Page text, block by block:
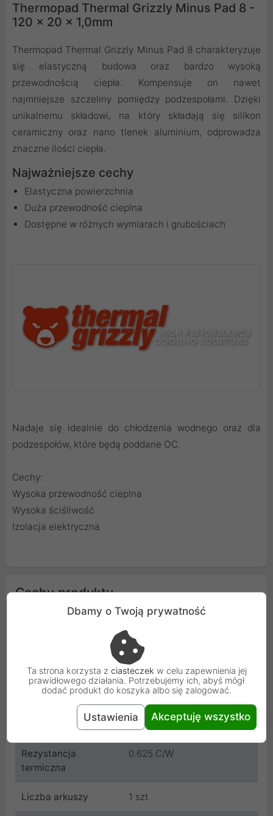
Thermopad Thermal Grizzly Minus Pad 8 -
120 x 20 x 1,0mm
Thermopad Thermal Grizzly Minus Pad 8 charakteryzuje
się elastyczną budowa oraz bardzo wysoką
przewodnością ciepła. Kompensuje on nawet
najmniejsze szczeliny pomiędzy podzespołami. Dzięki
unikalnemu składowi, na który składają się silikon
ceramiczny oraz nano tlenek aluminium, odprowadza
znaczne ilości ciepła.
Najważniejsze cechy
Elastyczna powierzchnia
Duża przewodność cieplna
Dostępne w różnych wymiarach i grubościach
Nadaje się idealnie do chłodzenia wodnego oraz dla
podzespołów, które będą poddane OC.
Cechy:
Wysoka przewodność cieplna
Wysoka ściśliwość
Izolacja elektryczna
Cechy produktu
Szerokość 120 mm
Długość 20 mm
1 mm
Rezystancja
termiczna
0.625 C/W
Liczba arkuszy 1 szt
Dbamy o Twoją prywatność
Ta strona korzysta z ciasteczek w celu zapewnienia jej
prawidłowego działania. Potrzebujemy ich, abyś mógł
dodać produkt do koszyka albo się zalogować.
Ustawienia Akceptuję wszystko